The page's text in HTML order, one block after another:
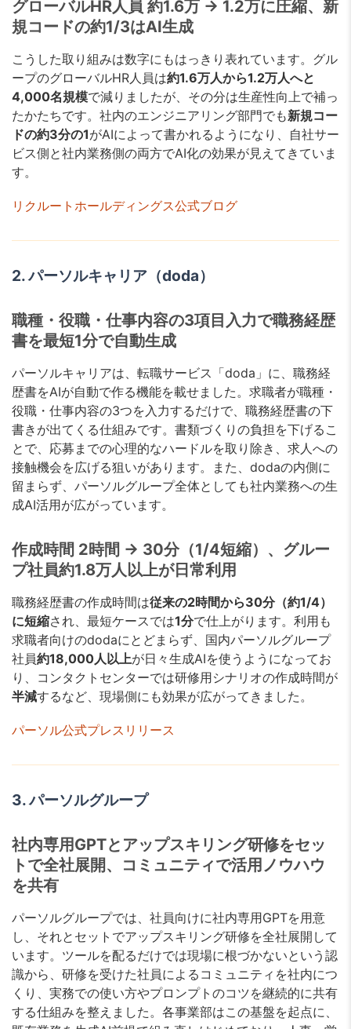
グローバルHR人員 約1.6万 → 1.2万に圧縮、新
規コードの約1/3はAI生成
こうした取り組みは数字にもはっきり表れています。グル
ープのグローバルHR人員は約1.6万人から1.2万人へと
4,000名規模で減りましたが、その分は生産性向上で補っ
たかたちです。社内のエンジニアリング部門でも新規コー
ドの約3分の1がAIによって書かれるようになり、自社サー
ビス側と社内業務側の両方でAI化の効果が見えてきていま
す。
リクルートホールディングス公式ブログ
2. パーソルキャリア（doda）
職種・役職・仕事内容の3項目入力で職務経歴
書を最短1分で自動生成
パーソルキャリアは、転職サービス「doda」に、職務経
歴書をAIが自動で作る機能を載せました。求職者が職種・
役職・仕事内容の3つを入力するだけで、職務経歴書の下
書きが出てくる仕組みです。書類づくりの負担を下げるこ
とで、応募までの心理的なハードルを取り除き、求人への
接触機会を広げる狙いがあります。また、dodaの内側に
留まらず、パーソルグループ全体としても社内業務への生
成AI活用が広がっています。
作成時間 2時間 → 30分（1/4短縮）、グルー
プ社員約1.8万人以上が日常利用
職務経歴書の作成時間は従来の2時間から30分（約1/4）
に短縮され、最短ケースでは1分で仕上がります。利用も
求職者向けのdodaにとどまらず、国内パーソルグループ
社員約18,000人以上が日々生成AIを使うようになってお
り、コンタクトセンターでは研修用シナリオの作成時間が
半減するなど、現場側にも効果が広がってきました。
パーソル公式プレスリリース
3. パーソルグループ
社内専用GPTとアップスキリング研修をセッ
トで全社展開、コミュニティで活用ノウハウ
を共有
パーソルグループでは、社員向けに社内専用GPTを用意
し、それとセットでアップスキリング研修を全社展開して
います。ツールを配るだけでは現場に根づかないという認
識から、研修を受けた社員によるコミュニティを社内につ
くり、実務での使い方やプロンプトのコツを継続的に共有
する仕組みを整えました。各事業部はこの基盤を起点に、